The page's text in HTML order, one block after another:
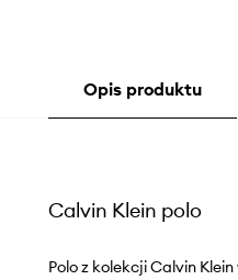
Opis produktu
Calvin Klein polo
Polo z kolekcji Calvin